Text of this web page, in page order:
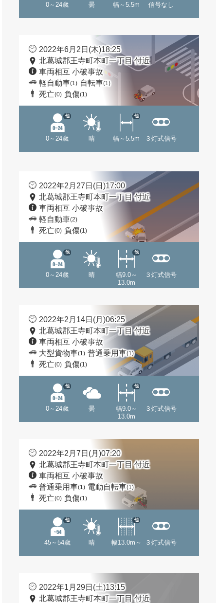
0～24歳 曇 幅～5.5m 信号なし
2022年6月2日(木)18:25
北葛城郡王寺町本町一丁目 付近
車両相互 小破事故
軽自動車(1) 自転車(1)
死亡(0) 負傷(1)
0～24歳
他
晴 幅～5.5m
他
３灯式信号
2022年2月27日(日)17:00
北葛城郡王寺町本町一丁目 付近
車両相互 小破事故
軽自動車(2)
死亡(0) 負傷(1)
0～24歳
他
晴
幅9.0～
13.0m
他
３灯式信号
2022年2月14日(月)06:25
北葛城郡王寺町本町一丁目 付近
車両相互 小破事故
大型貨物車(1) 普通乗用車(1)
死亡(0) 負傷(1)
0～24歳
他
曇
幅9.0～
13.0m
他
３灯式信号
2022年2月7日(月)07:20
北葛城郡王寺町本町一丁目 付近
車両相互 小破事故
普通乗用車(1) 電動自転車(1)
死亡(0) 負傷(1)
45～54歳
他
晴 幅13.0m～
他
３灯式信号
2022年1月29日(土)13:15
北葛城郡王寺町本町一丁目 付近